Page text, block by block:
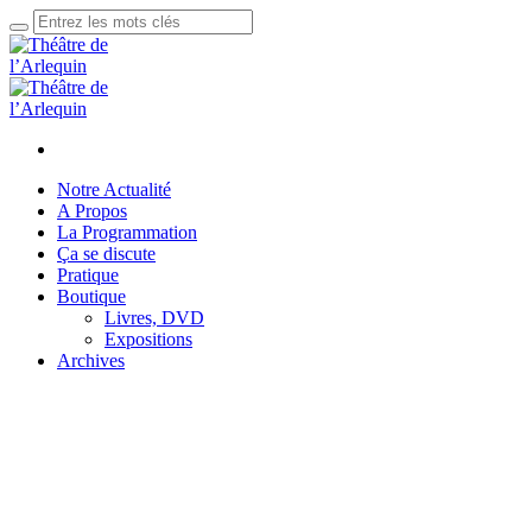
Notre Actualité
A Propos
La Programmation
Ça se discute
Pratique
Boutique
Livres, DVD
Expositions
Archives